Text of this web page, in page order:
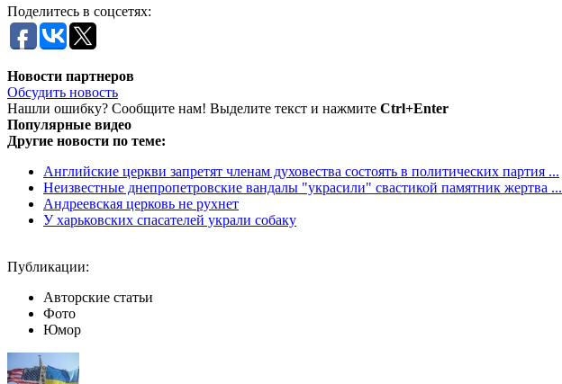
Поделитесь в соцсетях:
Новости партнеров
Обсудить новость
Нашли ошибку? Сообщите нам! Выделите текст и нажмите Ctrl+Enter
Популярные видео
Другие новости по теме:
Английские церкви запретят членам духовества состоять в политических партия ...
Неизвестные днепропетровские вандалы "украсили" свастикой памятник жертва ...
Андреевская церковь не рухнет
У харьковских спасателей украли собаку
Публикации:
Авторские статьи
Фото
Юмор